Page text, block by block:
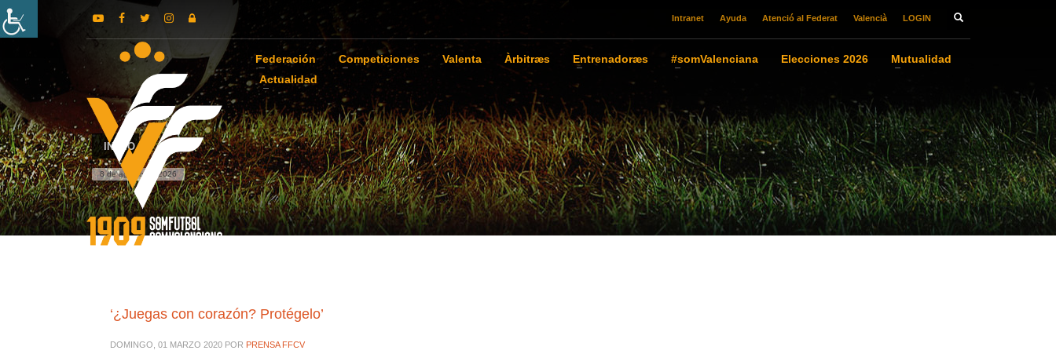
Intranet Ayuda Atenció al Federat Valencià LOGIN
Federación Competiciones Valenta Àrbitræs Entrenadoræs #somValenciana Elecciones 2026
Mutualidad
Actualidad
INICIO
8 de agosto de 2026
‘¿Juegas con corazón? Protégelo’
DOMINGO, 01 MARZO 2020 POR PRENSA FFCV